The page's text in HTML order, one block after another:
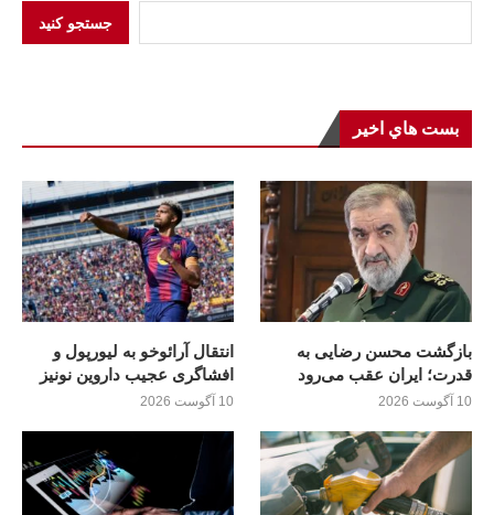
جستجو کنید
بست هاي اخير
بازگشت محسن رضایی به
قدرت؛ ايران عقب می‌رود
10 آگوست 2026
انتقال آرائوخو به لیورپول و
افشاگری عجیب داروین نونیز
10 آگوست 2026